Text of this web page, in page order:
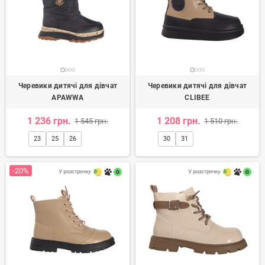
Підліткові та дитячі черевики для дівчаток в інтернет
магазині Mercury Shoes
це доступна ціна, хороший
асортимент та швидка доставка по Україні. У нашому
Черевики дитячі для дівчат
APAWWA
1 236 грн. 1 545 грн.
23 25 26
Черевики дитячі для дівчат
CLIBEE
1 208 грн. 1 510 грн.
30 31
-20%